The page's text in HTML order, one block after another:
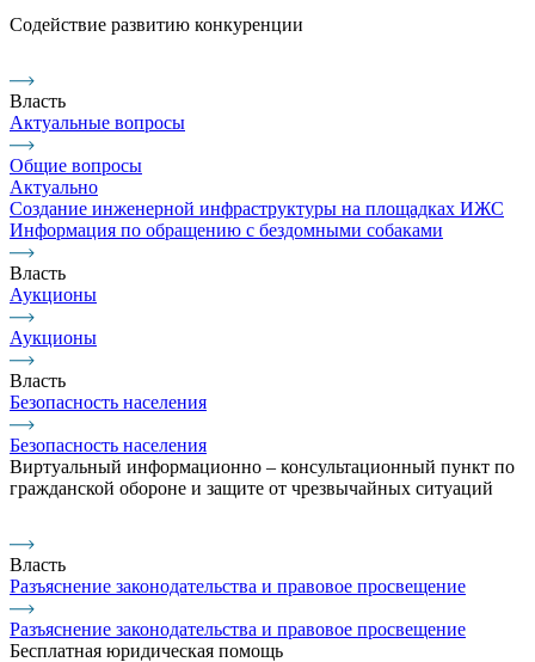
Содействие развитию конкуренции
Власть
Актуальные вопросы
Общие вопросы
Актуально
Создание инженерной инфраструктуры на площадках ИЖС
Информация по обращению с бездомными собаками
Власть
Аукционы
Аукционы
Власть
Безопасность населения
Безопасность населения
Виртуальный информационно – консультационный пункт по
гражданской обороне и защите от чрезвычайных ситуаций
Власть
Разъяснение законодательства и правовое просвещение
Разъяснение законодательства и правовое просвещение
Бесплатная юридическая помощь